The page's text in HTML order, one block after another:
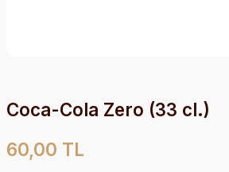
Coca-Cola Zero (33 cl.)
60,00 TL